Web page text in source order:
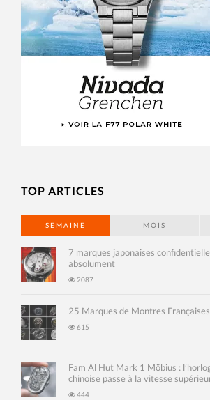
TOP ARTICLES
SEMAINE MOIS
7 marques japonaises
absolument
2087
25 Marques de Montres
615
Fam Al Hut Mark 1 Möbius :
chinoise passe à la vitesse
444